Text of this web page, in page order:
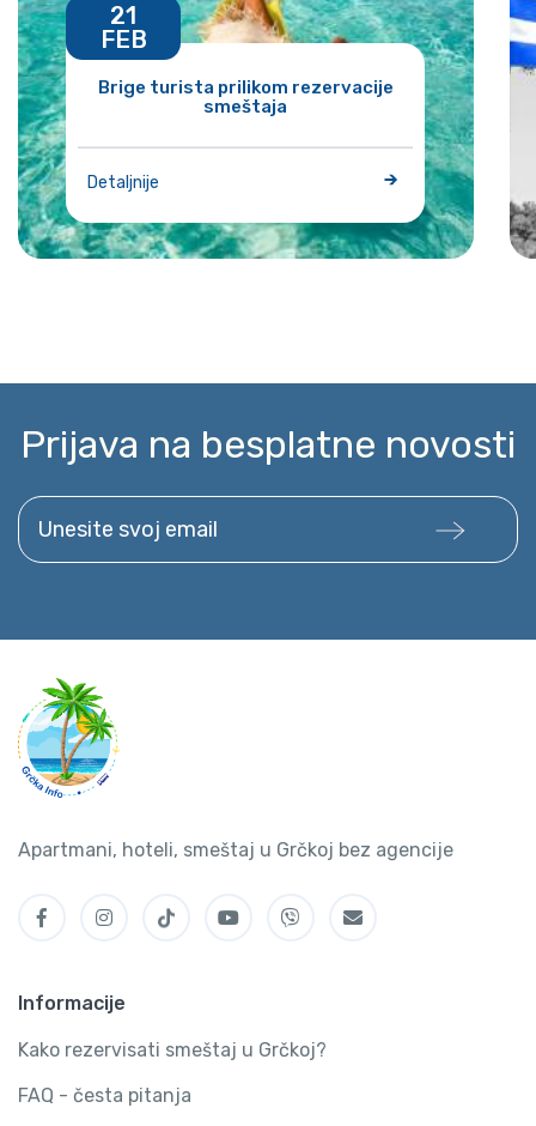
Brige turista prilikom rezervacije
smeštaja
Detaljnije
21
FEB
Prijava na besplatne novosti
Unesite svoj email
Apartmani, hoteli, smeštaj u Grčkoj bez agencije
Informacije
Kako rezervisati smeštaj u Grčkoj?
FAQ - česta pitanja